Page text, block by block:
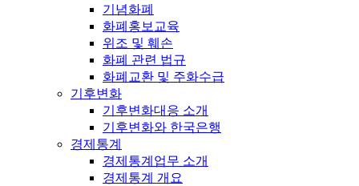
기념화폐
화폐홍보교육
위조 및 훼손
화폐 관련 법규
화폐교환 및 주화수급
기후변화
기후변화대응 소개
기후변화와 한국은행
경제통계
경제통계업무 소개
경제통계 개요